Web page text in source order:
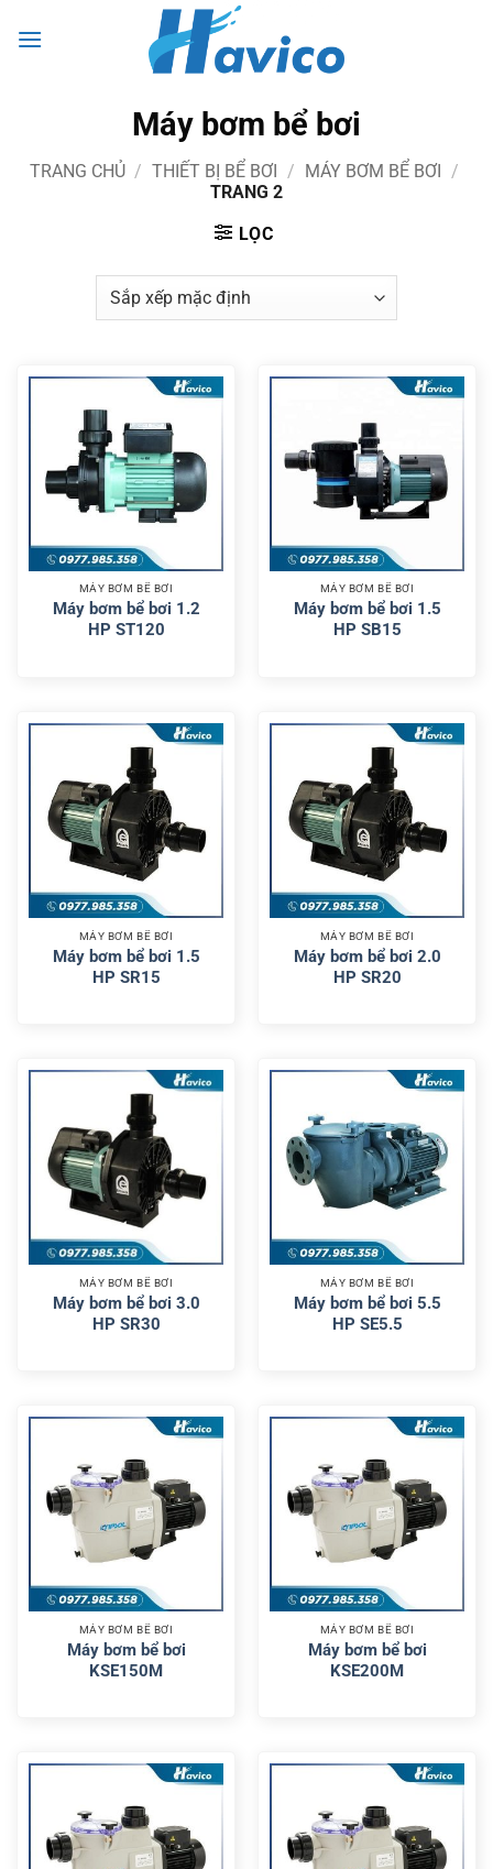
qua
Máy bơm bể bơi
TRANG CHỦ / THIẾT BỊ BỂ BƠI / MÁY BƠM BỂ BƠI
/
TRANG 2
LỌC
MÁY BƠM BỂ BƠI
Máy bơm bể bơi 1.2
HP ST120
MÁY BƠM BỂ BƠI
Máy bơm bể bơi 1.5
HP SB15
MÁY BƠM BỂ BƠI
Máy bơm bể bơi 1.5
HP SR15
MÁY BƠM BỂ BƠI
Máy bơm bể bơi 2.0
HP SR20
MÁY BƠM BỂ BƠI
Máy bơm bể bơi 3.0
HP SR30
MÁY BƠM BỂ BƠI
Máy bơm bể bơi 5.5
HP SE5.5
MÁY BƠM BỂ BƠI
Máy bơm bể bơi
KSE150M
MÁY BƠM BỂ BƠI
Máy bơm bể bơi
KSE200M